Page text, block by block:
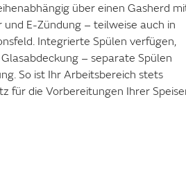
über einen Gasherd
E-Zündung – teilweise auch in
Integrierte Spülen verfügen,
– separate Spülen
So ist Ihr Arbeitsbereich stets
für die Vorbereitungen Ihrer